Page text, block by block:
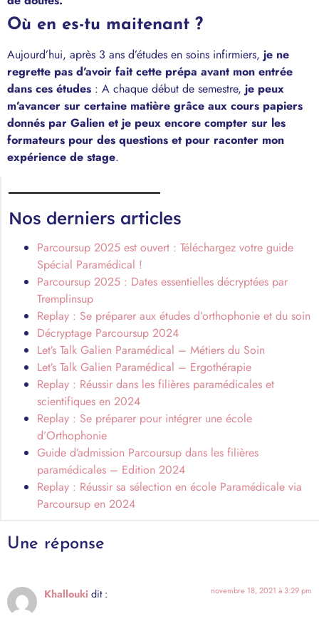
Où en es-tu maitenant ?
Aujourd’hui, après 3 ans d’études en soins infirmiers, je ne
regrette pas d’avoir fait cette prépa avant mon entrée
dans ces études : A chaque début de semestre, je peux
m’avancer sur certaine matière grâce aux cours papiers
donnés par Galien et je peux encore compter sur les
formateurs pour des questions et pour raconter mon
expérience de stage.
Nos derniers articles
Parcoursup 2025 est ouvert : Téléchargez votre guide
Spécial Paramédical !
Parcoursup 2025 : Dates essentielles décryptées par
Tremplinsup
Replay : Se préparer aux études d’orthophonie et du soin
Décryptage Parcoursup 2024
Let’s Talk Galien Paramédical – Métiers du Soin
Let’s Talk Galien Paramédical – Ergothérapie
Replay : Réussir dans les filières paramédicales et
scientifiques en 2024
Replay : Se préparer pour intégrer une école
d’Orthophonie
Guide d’admission Parcoursup dans les filières
paramédicales – Edition 2024
Replay : Réussir sa sélection en école Paramédicale via
Parcoursup en 2024
Une réponse
Khallouki dit : novembre 18, 2021 à 3:29 pm